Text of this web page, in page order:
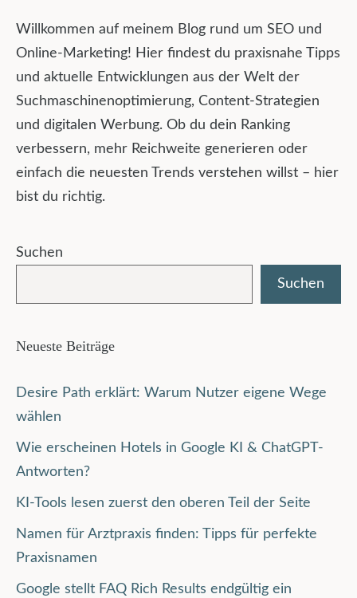
Willkommen auf meinem Blog rund um SEO und
Online-Marketing! Hier findest du praxisnahe Tipps
und aktuelle Entwicklungen aus der Welt der
Suchmaschinenoptimierung, Content-Strategien
und digitalen Werbung. Ob du dein Ranking
verbessern, mehr Reichweite generieren oder
einfach die neuesten Trends verstehen willst – hier
bist du richtig.
Suchen
Suchen
Neueste Beiträge
Desire Path erklärt: Warum Nutzer eigene Wege
wählen
Wie erscheinen Hotels in Google KI & ChatGPT-
Antworten?
KI-Tools lesen zuerst den oberen Teil der Seite
Namen für Arztpraxis finden: Tipps für perfekte
Praxisnamen
Google stellt FAQ Rich Results endgültig ein